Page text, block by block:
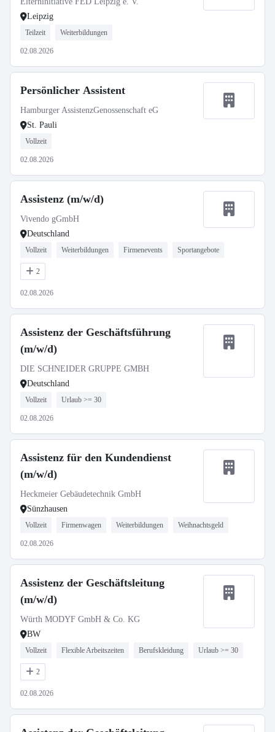
Leipzig
Teilzeit Weiterbildungen
02.08.2026
Persönlicher Assistent
Hamburger AssistenzGenossenschaft eG
St. Pauli
Vollzeit
02.08.2026
Assistenz (m/w/d)
Vivendo gGmbH
Deutschland
Vollzeit Weiterbildungen Firmenevents Sportangebote
2
02.08.2026
Assistenz der Geschäftsführung
(m/w/d)
DIE SCHNEIDER GRUPPE GMBH
Deutschland
Vollzeit Urlaub >= 30
02.08.2026
Assistenz für den Kundendienst
(m/w/d)
Heckmeier Gebäudetechnik GmbH
Sünzhausen
Vollzeit Firmenwagen Weiterbildungen Weihnachtsgeld
02.08.2026
Assistenz der Geschäftsleitung
(m/w/d)
Würth MODYF GmbH & Co. KG
BW
Vollzeit Flexible Arbeitszeiten Berufskleidung Urlaub >= 30
2
02.08.2026